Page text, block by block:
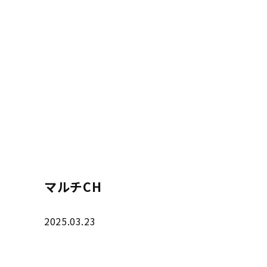
マルチCH
2025.03.23